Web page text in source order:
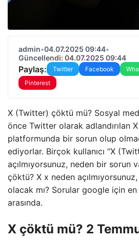
admin•04.07.2025 09:44•
Güncellendi: 04.07.2025 09:44
Paylaş: Twitter Facebook
Pinterest
X (Twitter) çöktü mü? Sosyal
önce Twitter olarak adlandırılan
platformunda bir sorun olup
ediyorlar. Birçok kullanıcı “X
açılmıyorsunuz, neden bir sorun
çöktü? X x neden
olacak mı? Sorular google için
arasında.
X çöktü mü? 2